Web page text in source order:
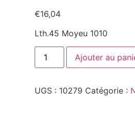
€16,04
Lth.45 Moyeu 1010
quantité
850109792
Ajouter au
UGS : 10279 Catégorie :